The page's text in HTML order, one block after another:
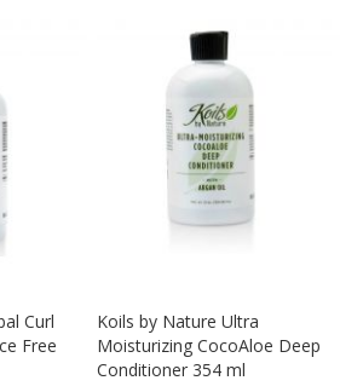
Curl
Free
Koils by Nature Ultra
Moisturizing CocoAloe Deep
Conditioner 354 ml